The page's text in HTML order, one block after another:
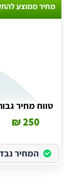
מחיר ממוצע
טווח מחיר
250 ₪
המחיר